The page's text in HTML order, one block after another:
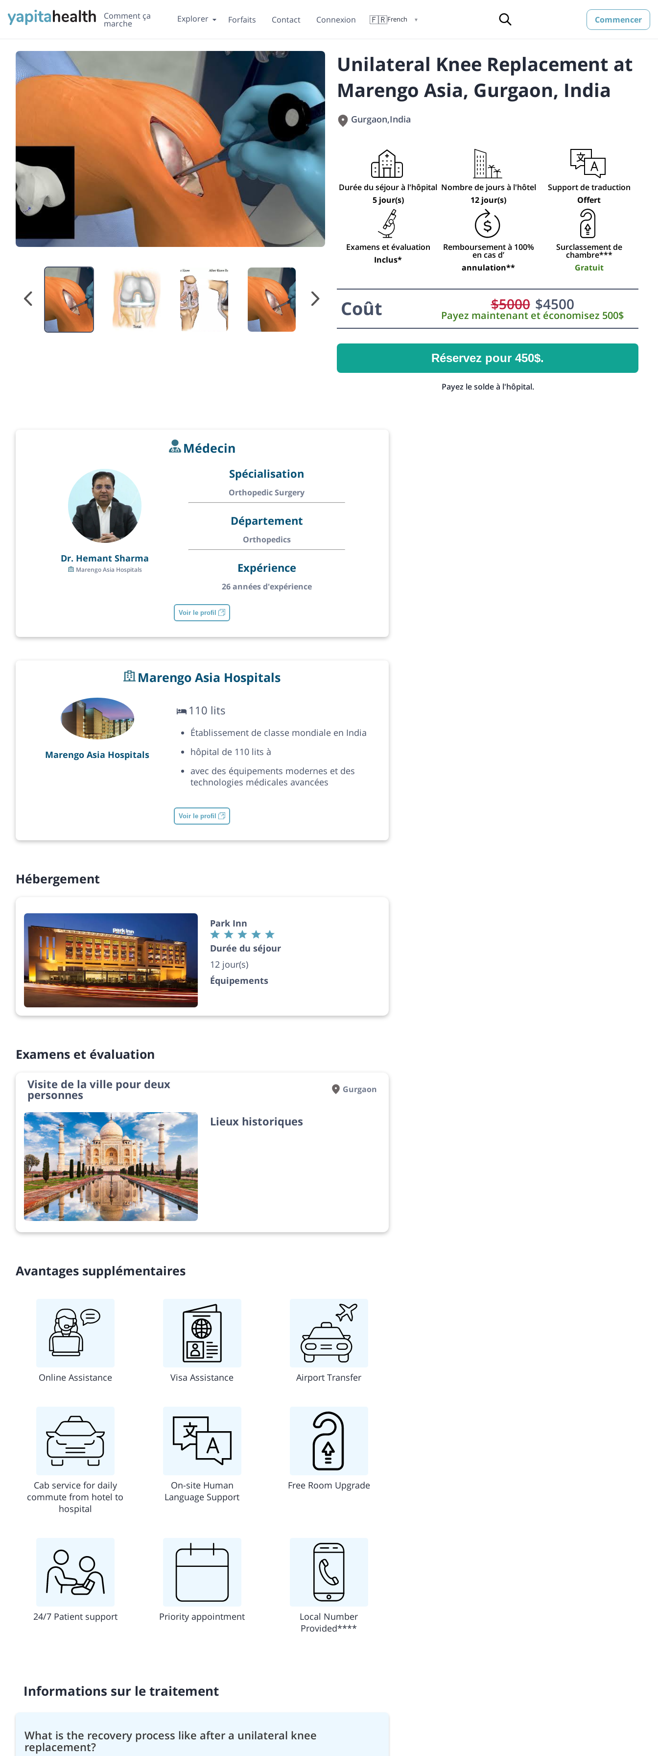
Comment ça
marche Explorer Forfaits Contact Connexion 🇫🇷French ▼ Commencer
Unilateral Knee Replacement at
Marengo Asia, Gurgaon, India
Gurgaon,India
Durée du séjour à l'hôpital
5 jour(s)
Nombre de jours à l'hôtel
12 jour(s)
Support de traduction
Offert
Examens et évaluation
Inclus*
Remboursement à 100%
en cas d’
annulation**
Surclassement de
chambre***
Gratuit
Coût $5000 $4500
Payez maintenant et économisez 500$
Réservez pour 450$.
Payez le solde à l'hôpital.
Médecin
Dr. Hemant Sharma
Marengo Asia Hospitals
Spécialisation
Orthopedic Surgery
Département
Orthopedics
Expérience
26 années d'expérience
Voir le profil
Marengo Asia Hospitals
Marengo Asia Hospitals
110 lits
Établissement de classe mondiale en India
hôpital de 110 lits à
avec des équipements modernes et des
technologies médicales avancées
Voir le profil
Hébergement
Park Inn
Durée du séjour
12 jour(s)
Équipements
Examens et évaluation
Visite de la ville pour deux
personnes Gurgaon
Lieux historiques
Avantages supplémentaires
Online Assistance Visa Assistance Airport Transfer
Cab service for daily
commute from hotel to
hospital
On-site Human
Language Support
Free Room Upgrade
24/7 Patient support Priority appointment
Local Number
Provided****
Informations sur le traitement
What is the recovery process like after a unilateral knee
replacement?